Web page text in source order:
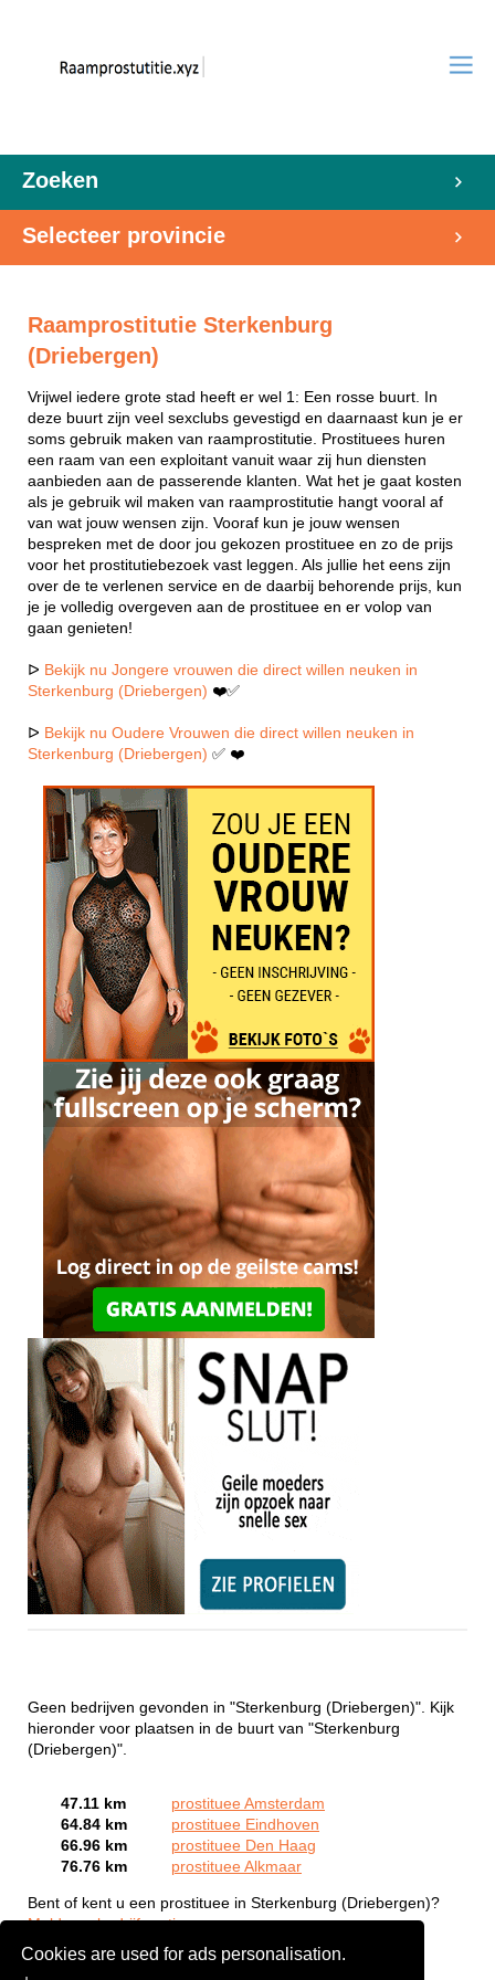
Cookies are used for ads personalisation.
Zoeken
Selecteer provincie
Raamprostitutie Sterkenburg
(Driebergen)
Vrijwel iedere grote stad heeft er wel 1: Een rosse buurt. In
deze buurt zijn veel sexclubs gevestigd en daarnaast kun je er
soms gebruik maken van raamprostitutie. Prostituees huren
een raam van een exploitant vanuit waar zij hun diensten
aanbieden aan de passerende klanten. Wat het je gaat kosten
als je gebruik wil maken van raamprostitutie hangt vooral af
van wat jouw wensen zijn. Vooraf kun je jouw wensen
bespreken met de door jou gekozen prostituee en zo de prijs
voor het prostitutiebezoek vast leggen. Als jullie het eens zijn
over de te verlenen service en de daarbij behorende prijs, kun
je je volledig overgeven aan de prostituee en er volop van
gaan genieten!
ᐅ Bekijk nu Jongere vrouwen die direct willen neuken in
Sterkenburg (Driebergen) ❤️✅
ᐅ Bekijk nu Oudere Vrouwen die direct willen neuken in
Sterkenburg (Driebergen) ✅ ❤️
Geen bedrijven gevonden in "Sterkenburg (Driebergen)". Kijk
hieronder voor plaatsen in de buurt van "Sterkenburg
(Driebergen)".
47.11 km
prostituee Amsterdam
64.84 km
prostituee Eindhoven
66.96 km
prostituee Den Haag
76.76 km
prostituee Alkmaar
Bent of kent u een prostituee in Sterkenburg (Driebergen)?
Meld een bedrijf gratis aan